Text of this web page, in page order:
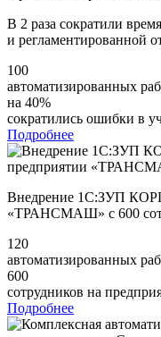
В 2 раза сократили
и регламентированной
100
автоматизированных
на 40%
сократились ошибки в
Подробнее
Внедрение 1С:ЗУП КОРП
«ТРАНСМАШ» с 600
120
автоматизированных
600
сотрудников на
Подробнее